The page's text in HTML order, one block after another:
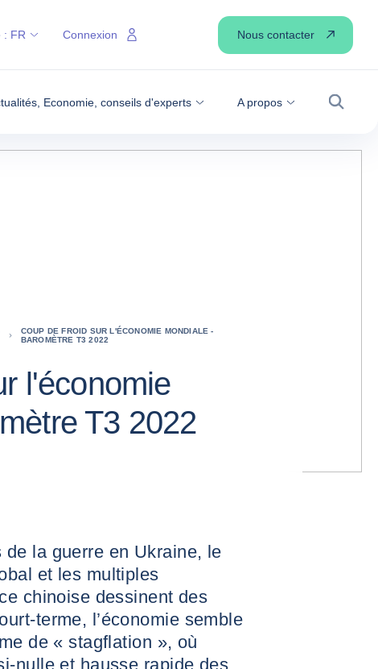
Economie, conseils d'experts A propos
: FR Connexion Nous contacter
COUP DE FROID SUR L'ÉCONOMIE MONDIALE -
BAROMÈTRE T3 2022
l'économie
T3 2022
la guerre en Ukraine, le
et les multiples
chinoise dessinent des
terme, l’économie semble
de « stagflation », où
nulle et hausse rapide des